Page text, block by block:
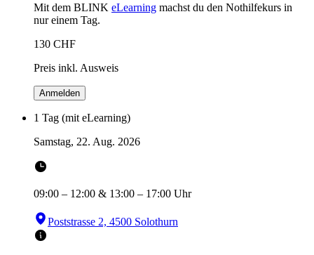
Mit dem BLINK eLearning machst du den Nothilfekurs in
nur einem Tag.
130 CHF
Preis inkl. Ausweis
Anmelden
1 Tag (mit eLearning)
Samstag, 22. Aug. 2026
09:00 – 12:00 & 13:00 – 17:00 Uhr
Poststrasse 2, 4500 Solothurn